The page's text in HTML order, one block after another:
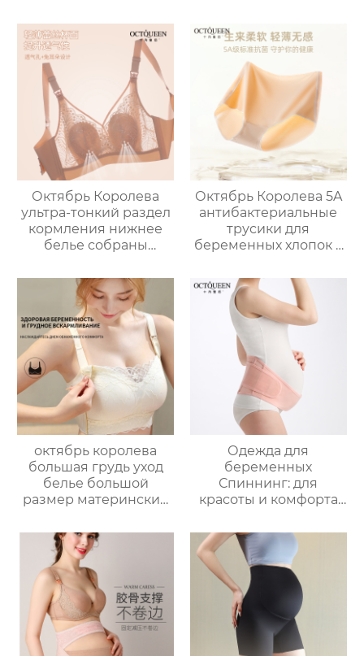
послеродовое
восстановление и
фиксация для
беременных женщин
для подтяжки тазовой
кости
Пояс для поддержки
живота Беременность
Пояс для талии
Перетягивающий
пояс Беременность
Пояс для защиты
живота Ранняя защита
Сохранение плода
Октябрь Королева
ультра-тонкий раздел
кормления нижнее
белье собраны
пряжкой анти-
обвисания
беременности
специальный
бюстгальтер женщин
Октябрь Королева 5A
антибактериальные
трусики для
беременных хлопок с
большой размер
материнства
специальные нет
следов шорты
октябрь королева
большая грудь уход
белье большой
размер материнский
беременность анти
провисание
послеродовой
грудное
вскармливание
специальный сбор
бюстгальтер
Одежда для
беременных
Спиннинг: для
красоты и комфорта
беременности